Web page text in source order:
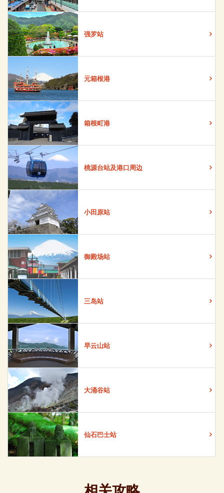
强罗站
元箱根港
箱根町港
桃源台站及港口周边
小田原站
御殿场站
三岛站
早云山站
大涌谷站
仙石巴士站